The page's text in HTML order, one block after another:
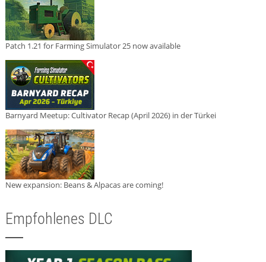
Patch 1.21 for Farming Simulator 25 now available
Barnyard Meetup: Cultivator Recap (April 2026) in der Türkei
New expansion: Beans & Alpacas are coming!
Empfohlenes DLC